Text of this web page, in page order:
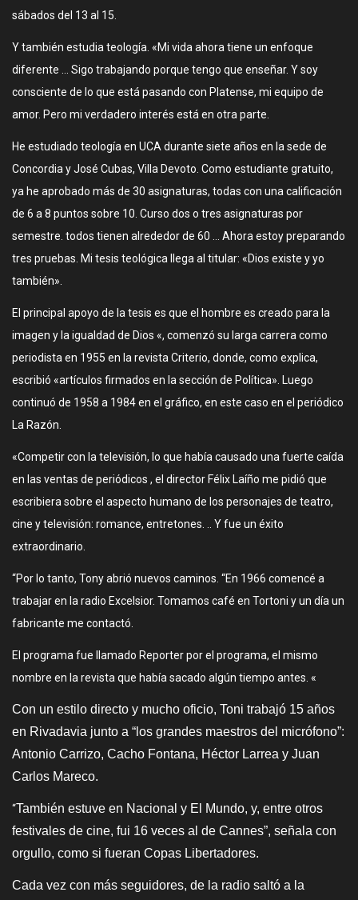
sábados del 13 al 15.
Y también estudia teología. «Mi vida ahora tiene un enfoque
diferente … Sigo trabajando porque tengo que enseñar. Y soy
consciente de lo que está pasando con Platense, mi equipo de
amor. Pero mi verdadero interés está en otra parte.
He estudiado teología en UCA durante siete años en la sede de
Concordia y José Cubas, Villa Devoto. Como estudiante gratuito,
ya he aprobado más de 30 asignaturas, todas con una calificación
de 6 a 8 puntos sobre 10. Curso dos o tres asignaturas por
semestre. todos tienen alrededor de 60 … Ahora estoy preparando
tres pruebas. Mi tesis teológica llega al titular: «Dios existe y yo
también».
El principal apoyo de la tesis es que el hombre es creado para la
imagen y la igualdad de Dios «, comenzó su larga carrera como
periodista en 1955 en la revista Criterio, donde, como explica,
escribió «artículos firmados en la sección de Política». Luego
continuó de 1958 a 1984 en el gráfico, en este caso en el periódico
La Razón.
«Competir con la televisión, lo que había causado una fuerte caída
en las ventas de periódicos , el director Félix Laíño me pidió que
escribiera sobre el aspecto humano de los personajes de teatro,
cine y televisión: romance, entretones. .. Y fue un éxito
extraordinario.
“Por lo tanto, Tony abrió nuevos caminos. “En 1966 comencé a
trabajar en la radio Excelsior. Tomamos café en Tortoni y un día un
fabricante me contactó.
El programa fue llamado Reporter por el programa, el mismo
nombre en la revista que había sacado algún tiempo antes. «
Con un estilo directo y mucho oficio, Toni trabajó 15 años
en Rivadavia junto a “los grandes maestros del micrófono”:
Antonio Carrizo, Cacho Fontana, Héctor Larrea y Juan
Carlos Mareco.
“También estuve en Nacional y El Mundo, y, entre otros
festivales de cine, fui 16 veces al de Cannes”, señala con
orgullo, como si fueran Copas Libertadores.
Cada vez con más seguidores, de la radio saltó a la